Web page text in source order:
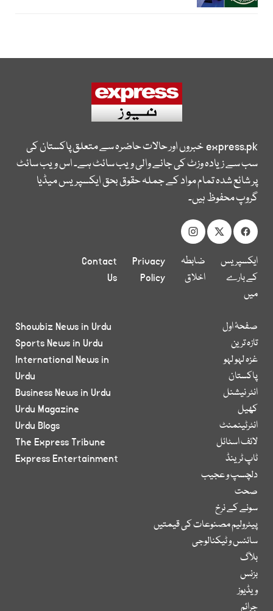
express.pkخبروں اور حالات حاضرہ سے متعلق پاکستان کی
سب سے زیادہ وزٹ کی جانے والی ویب سائٹ ہے۔ اس ویب سائٹ
پر شائع شدہ تمام مواد کے جملہ حقوق بحق ایکسپریس میڈیا
گروپ محفوظ ہیں۔
ایکسپریس
کے بارے
میں
ضابطہ
اخلاق
Privacy
Policy
Contact
Us
صفحۂ اول
تازہ ترین
غزہ لہو لہو
پاکستان
انٹر نیشنل
کھیل
انٹرٹینمنٹ
لائف اسٹائل
ٹاپ ٹرینڈ
دلچسپ و عجیب
صحت
سونے کے نرخ
پیٹرولیم مصنوعات کی قیمتیں
سائنس و ٹیکنالوجی
بلاگ
بزنس
ویڈیوز
جرائم
Showbiz News in Urdu
Sports News in Urdu
International News in
Urdu
Business News in Urdu
Urdu Magazine
Urdu Blogs
The Express Tribune
Express Entertainment